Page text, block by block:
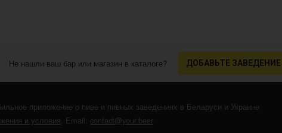
Не нашли ваш бар или магазин в каталоге? ДОБАВЬТЕ ЗАВЕДЕНИЕ
приложение о пиве и пивных заведениях в Беларуси и Украине
и условия. Email: contact@your.beer